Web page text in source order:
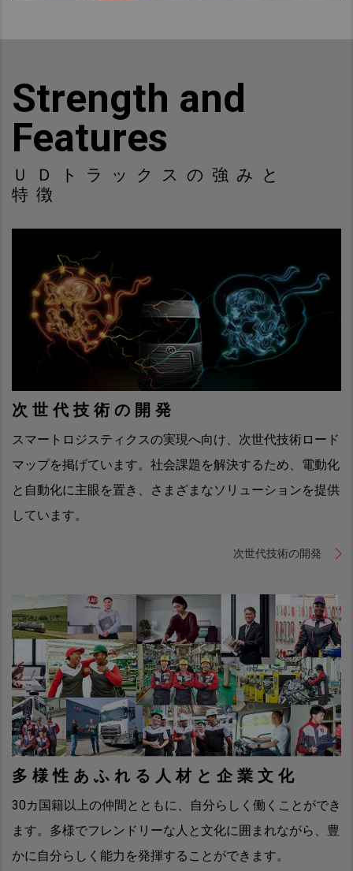
Strength and
Features
ＵＤトラックスの強みと
特徴
次世代技術の開発
スマートロジスティクスの実現へ向け、次世代技術ロード
マップを掲げています。社会課題を解決するため、電動化
と自動化に主眼を置き、さまざまなソリューションを提供
しています。
次世代技術の開発
多様性あふれる人材と企業文化
30カ国籍以上の仲間とともに、自分らしく働くことができ
ます。多様でフレンドリーな人と文化に囲まれながら、豊
かに自分らしく能力を発揮することができます。